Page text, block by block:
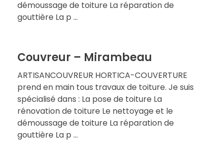
démoussage de toiture La réparation de
gouttière La p ...
Couvreur – Mirambeau
ARTISANCOUVREUR HORTICA-COUVERTURE
prend en main tous travaux de toiture. Je suis
spécialisé dans : La pose de toiture La
rénovation de toiture Le nettoyage et le
démoussage de toiture La réparation de
gouttière La p ...